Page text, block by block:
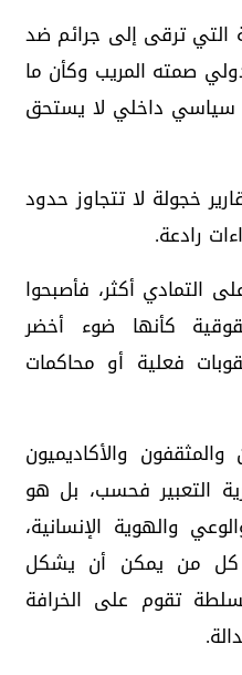
التي ترقى إلى جرائم ضد
صمته المريب وكأن ما
داخلي لا يستحق
خجولة لا تتجاوز حدود
رادعة.
التمادي أكثر، فأصبحوا
كأنها ضوء أخضر
فعلية أو محاكمات
والأكاديميون
التعبير فحسب، بل هو
والهوية الإنسانية،
كل من يمكن أن يشكل
تقوم على الخرافة